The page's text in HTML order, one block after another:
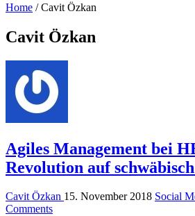
Home / Cavit Özkan
Cavit Özkan
Agiles Management bei
Revolution auf schwäbisch
Cavit Özkan 15. November 2018 Social
Comments